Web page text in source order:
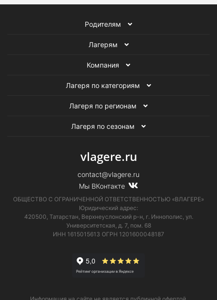
Родителям
Лагерям
Компания
Лагеря по категориям
Лагеря по регионам
Лагеря по сезонам
vlagere.ru
contact@vlagere.ru
Мы ВКонтакте
ОБЩЕСТВО С ОГРАНИЧЕННОЙ ОТВЕТСТВЕННОСТЬЮ «ВЛАГЕРЕ»
Юридический адрес:
420500, Татарстан, Верхнеуслонский р-н, г. Иннополис, ул.
Университетская, д. 7, пом. 68
ИНН 1615015613 ОГРН 1201600048187